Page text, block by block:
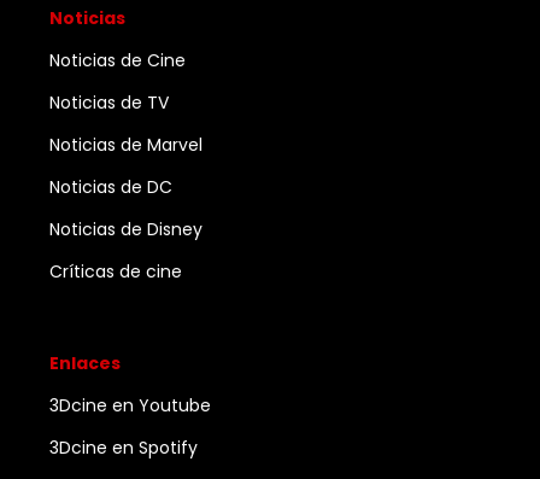
Noticias
Noticias de Cine
Noticias de TV
Noticias de Marvel
Noticias de DC
Noticias de Disney
Críticas de cine
Enlaces
3Dcine en Youtube
3Dcine en Spotify